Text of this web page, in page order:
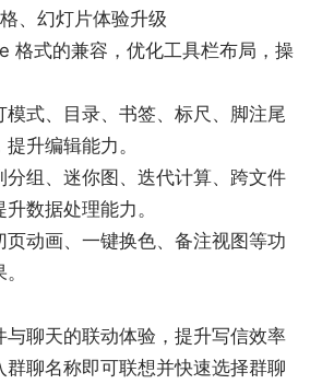
幻灯片体验升级
式的兼容，优化工具栏布局，操
式、目录、书签、标尺、脚注尾
升编辑能力。
组、迷你图、迭代计算、跨文件
数据处理能力。
动画、一键换色、备注视图等功
聊天的联动体验，提升写信效率
聊名称即可联想并快速选择群聊